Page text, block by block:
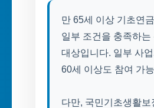
만 65세 이상 기초연
일부 조건을 충족하는
대상입니다. 일부 사
60세 이상도 참여 가
다만, 국민기초생활보